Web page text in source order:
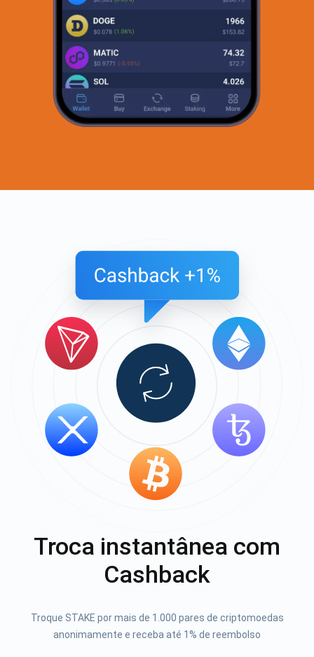
Troca instantânea com
Cashback
Troque STAKE por mais de 1.000 pares de criptomoedas
anonimamente e receba até 1% de reembolso